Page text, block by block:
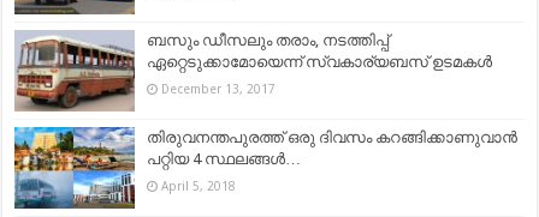
ബസും ഡീസലും തരാം, നടത്തിപ്പ്‌
ഏറ്റെടുക്കാമോയെന്ന് സ്വകാര്യബസ് ഉടമകള്‍
December 13, 2017
തിരുവനന്തപുരത്ത് ഒരു ദിവസം കറങ്ങിക്കാണുവാന്‍
പറ്റിയ 4 സ്ഥലങ്ങള്‍…
April 5, 2018